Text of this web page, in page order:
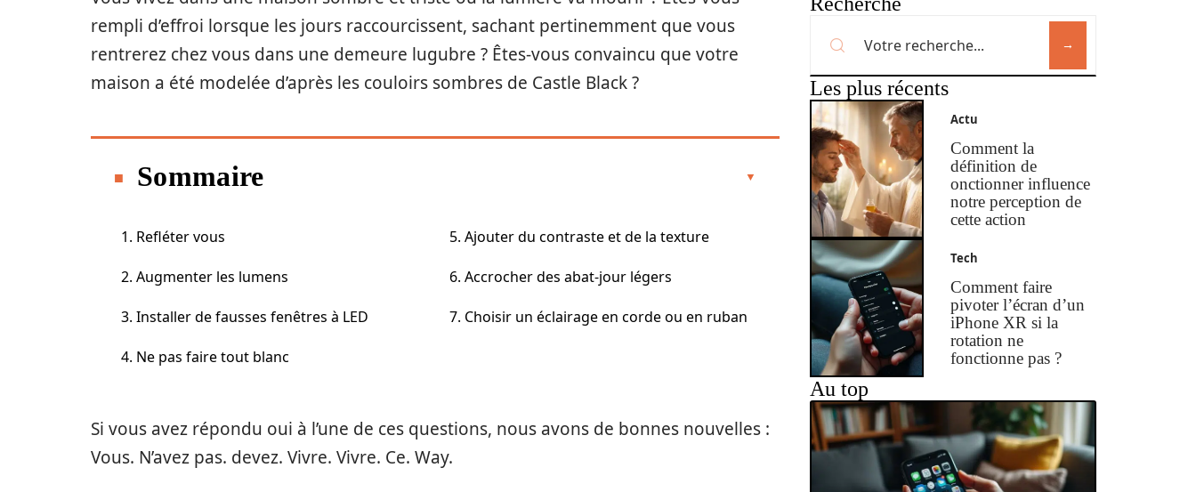
rempli d’effroi lorsque les jours raccourcissent, sachant pertinemment que vous
rentrerez chez vous dans une demeure lugubre ? Êtes-vous convaincu que votre
maison a été modelée d’après les couloirs sombres de Castle Black ?
Sommaire
1. Refléter vous
2. Augmenter les lumens
3. Installer de fausses fenêtres à LED
4. Ne pas faire tout blanc
5. Ajouter du contraste et de la texture
6. Accrocher des abat-jour légers
7. Choisir un éclairage en corde ou en ruban
Si vous avez répondu oui à l’une de ces questions, nous avons de bonnes nouvelles :
Vous. N’avez pas. devez. Vivre. Vivre. Ce. Way.
Les plus récents
Actu
Comment la
définition de
onctionner influence
notre perception de
cette action
Tech
Comment faire
pivoter l’écran d’un
iPhone XR si la
rotation ne
fonctionne pas ?
Au top